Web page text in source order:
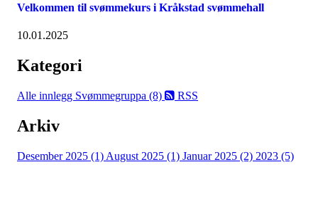
Velkommen til svømmekurs i Kråkstad svømmehall
10.01.2025
Kategori
Alle innlegg Svømmegruppa (8) RSS
Arkiv
Desember 2025 (1) August 2025 (1) Januar 2025 (2) 2023 (5)